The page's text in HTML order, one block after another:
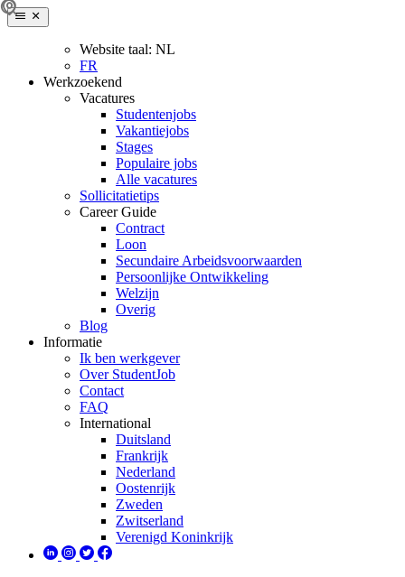
Website taal: NL
FR
Werkzoekend
Vacatures
Studentenjobs
Vakantiejobs
Stages
Populaire jobs
Alle vacatures
Sollicitatietips
Career Guide
Contract
Loon
Secundaire Arbeidsvoorwaarden
Persoonlijke Ontwikkeling
Welzijn
Overig
Blog
Informatie
Ik ben werkgever
Over StudentJob
Contact
FAQ
International
Duitsland
Frankrijk
Nederland
Oostenrijk
Zweden
Zwitserland
Verenigd Koninkrijk